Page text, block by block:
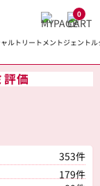
0
ルトリートメントジェント
価
353件
179件